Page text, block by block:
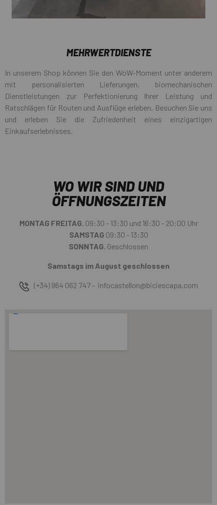
MEHRWERTDIENSTE
In unserem Shop können Sie den WoW-Moment unter anderem
mit personalisierten Lieferungen, biomechanischen
Dienstleistungen zur Perfektionierung Ihrer Leistung und
Ratschlägen für Routen und Ausflüge erleben. Besuchen Sie uns
und erleben Sie die Zufriedenheit eines einzigartigen
Einkaufserlebnisses.
WO WIR SIND UND
ÖFFNUNGSZEITEN
MONTAG FREITAG. 09:30 - 13:30 und 16:30 - 20:00 Uhr
SAMSTAG 09:30 - 13:30
SONNTAG. Geschlossen
Samstags im August geschlossen
(+34) 964 062 747 - infocastellon@biciescapa.com